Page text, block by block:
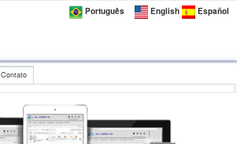
Português English Español
Contato